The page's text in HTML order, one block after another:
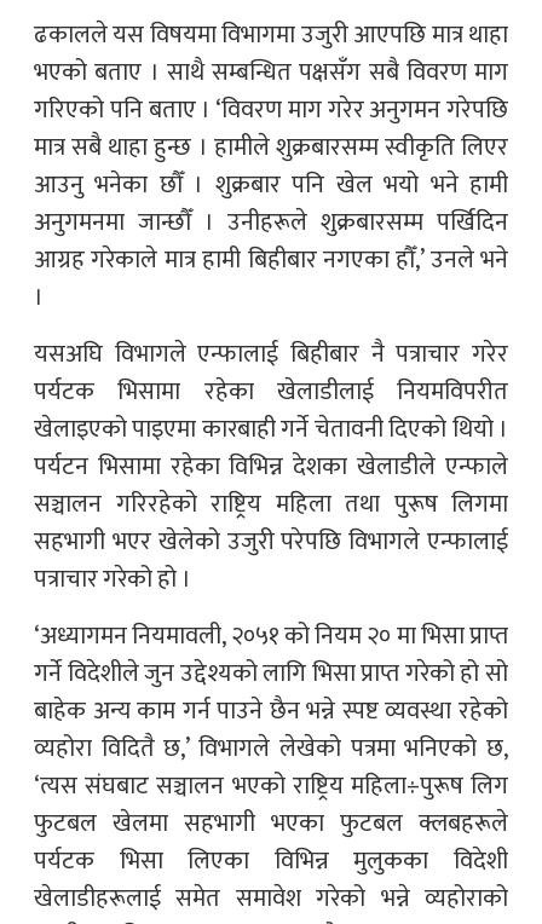
ढकालले यस विषयमा विभागमा उजुरी आएपछि मात्र थाहा
भएको बताए । साथै सम्बन्धित पक्षसँग सबै विवरण माग
गरिएको पनि बताए । ‘विवरण माग गरेर अनुगमन गरेपछि
मात्र सबै थाहा हुन्छ । हामीले शुक्रबारसम्म स्वीकृति लिएर
आउनु भनेका छौँ । शुक्रबार पनि खेल भयो भने हामी
अनुगमनमा जान्छौँ । उनीहरूले शुक्रबारसम्म पर्खिदिन
आग्रह गरेकाले मात्र हामी बिहीबार नगएका हौँ,’ उनले भने
।
यसअघि विभागले एन्फालाई बिहीबार नै पत्राचार गरेर
पर्यटक भिसामा रहेका खेलाडीलाई नियमविपरीत
खेलाइएको पाइएमा कारबाही गर्ने चेतावनी दिएको थियो ।
पर्यटन भिसामा रहेका विभिन्न देशका खेलाडीले एन्फाले
सञ्चालन गरिरहेको राष्ट्रिय महिला तथा पुरूष लिगमा
सहभागी भएर खेलेको उजुरी परेपछि विभागले एन्फालाई
पत्राचार गरेको हो ।
‘अध्यागमन नियमावली, २०५१ को नियम २० मा भिसा प्राप्त
गर्ने विदेशीले जुन उद्देश्यको लागि भिसा प्राप्त गरेको हो सो
बाहेक अन्य काम गर्न पाउने छैन भन्ने स्पष्ट व्यवस्था रहेको
व्यहोरा विदितै छ,’ विभागले लेखेको पत्रमा भनिएको छ,
‘त्यस संघबाट सञ्चालन भएको राष्ट्रिय महिला÷पुरूष लिग
फुटबल खेलमा सहभागी भएका फुटबल क्लबहरूले
पर्यटक भिसा लिएका विभिन्न मुलुकका विदेशी
खेलाडीहरूलाई समेत समावेश गरेको भन्ने व्यहोराको